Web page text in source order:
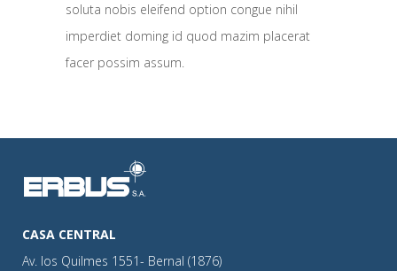
soluta nobis eleifend option congue nihil
imperdiet doming id quod mazim placerat
facer possim assum.
CASA CENTRAL
Av. los Quilmes 1551- Bernal (1876)